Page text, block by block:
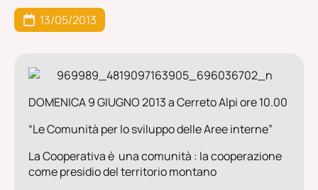
13/05/2013
DOMENICA 9 GIUGNO 2013 a Cerreto Alpi ore 10.00
“Le Comunità per lo sviluppo delle Aree interne”
La Cooperativa è una comunità : la cooperazione
come presidio del territorio montano